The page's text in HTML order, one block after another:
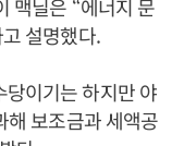
맥닐은 “에너지 문
설명했다.
이기는 하지만 야
해 보조금과 세액공